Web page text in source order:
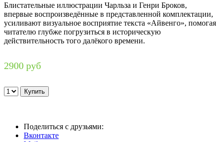
Блистательные иллюстрации Чарльза и Генри Броков,
впервые воспроизведённые в представленной комплектации,
усиливают визуальное восприятие текста «Айвенго», помогая
читателю глубже погрузиться в историческую
действительность того далёкого времени.
2900 руб
Поделиться с друзьями:
Вконтакте